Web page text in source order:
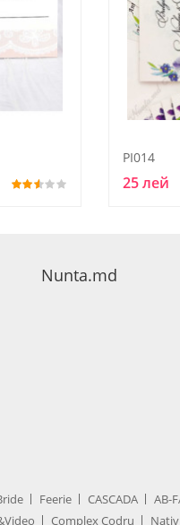
PI014
25 лей
Nunta.md
Feerie CASCADA AB-
Complex Codru